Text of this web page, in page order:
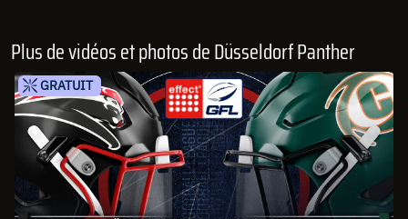
Plus de vidéos et photos de Düsseldorf Panther
GRATUIT